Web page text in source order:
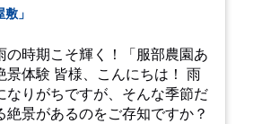
」
の時期こそ輝く！「服部農園あ
景体験 皆様、こんにちは！ 雨
なりがちですが、そんな季節だ
絶景があるのをご存知ですか？